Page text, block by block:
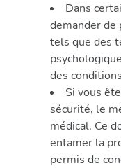
Dans
demander de
tels que des
des
Si vous
sécurité, le
médical. Ce
entamer la
permis de